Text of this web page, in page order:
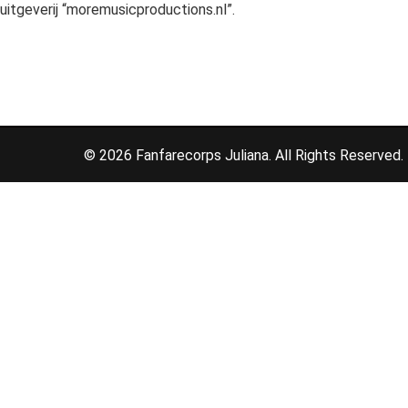
uitgeverij “moremusicproductions.nl”.
© 2026 Fanfarecorps Juliana. All Rights Reserved.